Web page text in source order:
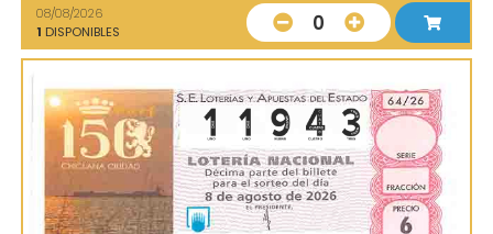
08/08/2026
1 DISPONIBLES 0